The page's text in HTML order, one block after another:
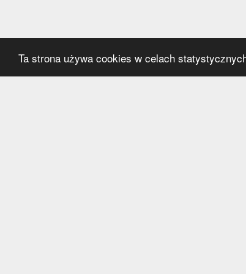
Ta strona używa cookies w celach